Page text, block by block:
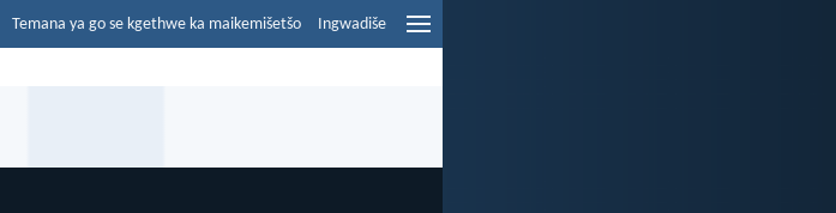
Temana ya go se kgethwe ka maikemišetšo Ingwadiše